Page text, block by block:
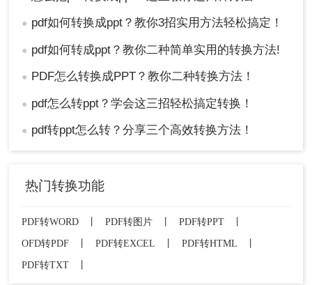
● pdf如何转换成ppt？教你3招实用方法轻松搞定！
● pdf如何转成ppt？教你二种简单实用的转换方法!
● PDF怎么转换成PPT？教你二种转换方法！
● pdf怎么转ppt？学会这三招轻松搞定转换！
● pdf转ppt怎么转？分享三个高效转换方法！
热门转换功能
PDF转WORD PDF转图片 PDF转PPT
OFD转PDF
丨 PDF转EXCEL 丨 PDF转HTML
丨
PDF转TXT
丨